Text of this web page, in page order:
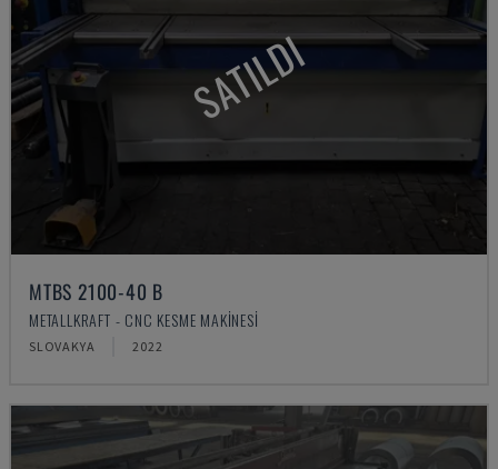
SATILDI
MTBS 2100-40 B
METALLKRAFT - CNC KESME MAKINESI
SLOVAKYA 2022